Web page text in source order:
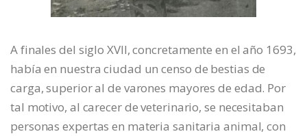
A finales del siglo XVII, concretamente en el año 1693,
había en nuestra ciudad un censo de bestias de
carga, superior al de varones mayores de edad. Por
tal motivo, al carecer de veterinario, se necesitaban
personas expertas en materia sanitaria animal, con